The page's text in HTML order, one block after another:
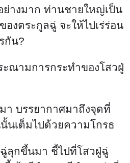
างมาก ท่านชายใหญ่เป็น
องตระกูลฉู่ จะให้ไปเร่ร่อน
กัน?
ะณามการกระทำของโสวฝู่
า บรรยากาศมาถึงจุดที่
นเต็มไปด้วยความโกรธ
ลุกขึ้นมา ชี้ไปที่โสวฝู่ฉู่